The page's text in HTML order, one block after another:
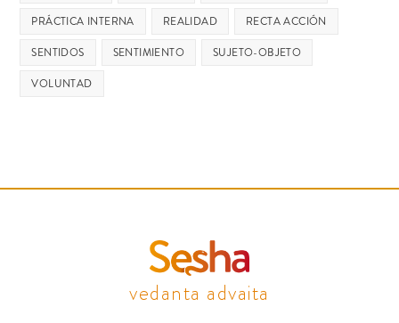
PRÁCTICA INTERNA
REALIDAD
RECTA ACCIÓN
SENTIDOS
SENTIMIENTO
SUJETO-OBJETO
VOLUNTAD
vedanta advaita